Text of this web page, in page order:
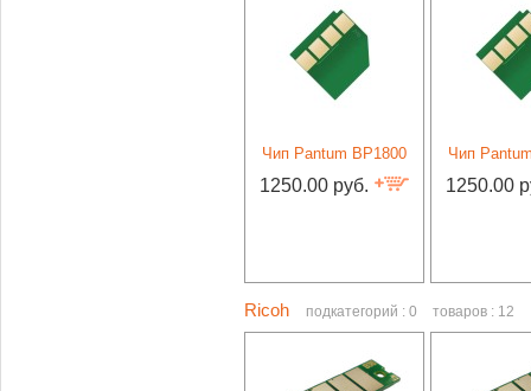
Чип Pantum BP1800
1250.00 руб.
Чип
1250.00
Ricoh подкатегорий : 0 товаров : 12